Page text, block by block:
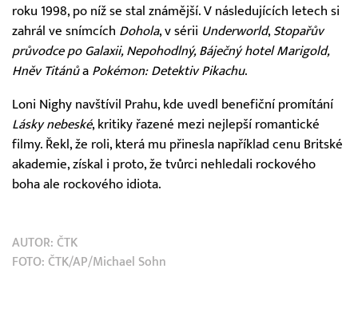
roku 1998, po níž se stal známější. V následujících letech si
zahrál ve snímcích Dohola, v sérii Underworld, Stopařův
průvodce po Galaxii, Nepohodlný, Báječný hotel Marigold,
Hněv Titánůa Pokémon: Detektiv Pikachu.
Loni Nighy navštívil Prahu, kde uvedl benefiční promítání
Lásky nebeské, kritiky řazené mezi nejlepší romantické
filmy. Řekl, že roli, která mu přinesla například cenu Britské
akademie, získal i proto, že tvůrci nehledali rockového
boha ale rockového idiota.
AUTOR: ČTK
FOTO: ČTK/AP/Michael Sohn